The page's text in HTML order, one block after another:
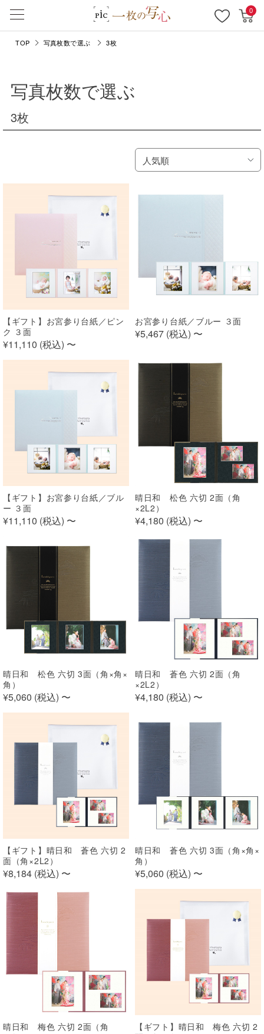
0
TOP 写真枚数で選ぶ 3枚
写真枚数で選ぶ
3枚
人気順
【ギフト】お宮参り台紙／ピン
ク ３面
¥11,110 (税込) 〜
お宮参り台紙／ブルー ３面
¥5,467 (税込) 〜
【ギフト】お宮参り台紙／ブル
ー ３面
¥11,110 (税込) 〜
晴日和 松色 六切 2面（角
×2L2）
¥4,180 (税込) 〜
晴日和 松色 六切 3面（角×角×
角）
¥5,060 (税込) 〜
晴日和 蒼色 六切 2面（角
×2L2）
¥4,180 (税込) 〜
【ギフト】晴日和 蒼色 六切 2
面（角×2L2）
¥8,184 (税込) 〜
晴日和 蒼色 六切 3面（角×角×
角）
¥5,060 (税込) 〜
晴日和 梅色 六切 2面（角
【ギフト】晴日和 梅色 六切 2